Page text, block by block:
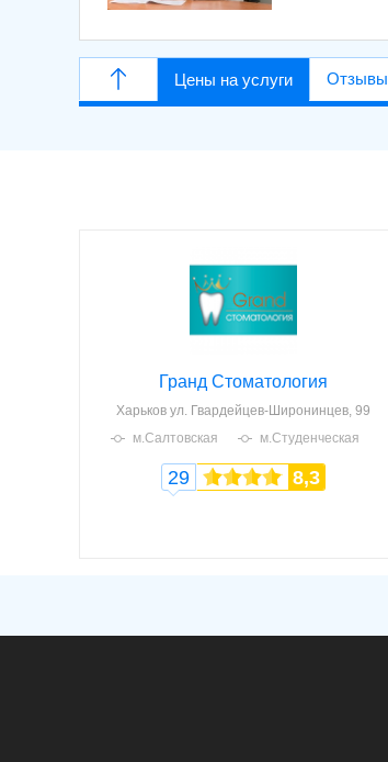
Цены на услуги Отзывы
Гранд Стоматология
Харьков ул. Гвардейцев-Широнинцев, 99
м.Салтовская
м.Студенческая
29 8,3